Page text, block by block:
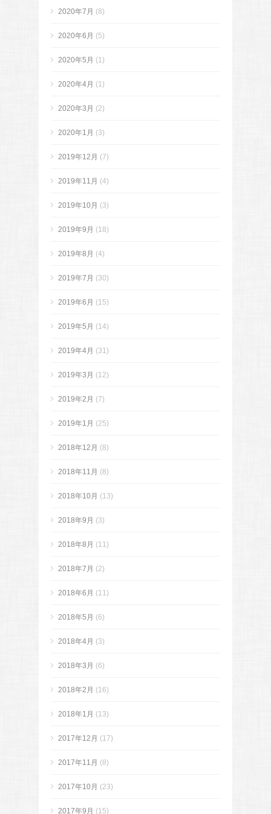
2020年7月 (8)
2020年6月 (5)
2020年5月 (1)
2020年4月 (1)
2020年3月 (2)
2020年1月 (3)
2019年12月 (7)
2019年11月 (4)
2019年10月 (3)
2019年9月 (18)
2019年8月 (4)
2019年7月 (30)
2019年6月 (15)
2019年5月 (14)
2019年4月 (31)
2019年3月 (12)
2019年2月 (7)
2019年1月 (25)
2018年12月 (8)
2018年11月 (8)
2018年10月 (13)
2018年9月 (3)
2018年8月 (11)
2018年7月 (2)
2018年6月 (11)
2018年5月 (6)
2018年4月 (3)
2018年3月 (6)
2018年2月 (16)
2018年1月 (13)
2017年12月 (17)
2017年11月 (8)
2017年10月 (23)
2017年9月 (15)